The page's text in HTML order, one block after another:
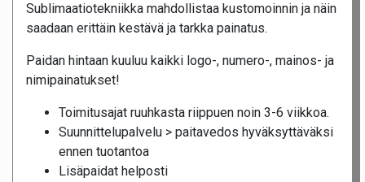
Sublimaatiotekniikka mahdollistaa kustomoinnin ja näin
saadaan erittäin kestävä ja tarkka painatus.
Paidan hintaan kuuluu kaikki logo-, numero-, mainos- ja
nimipainatukset!
Toimitusajat ruuhkasta riippuen noin 3-6 viikkoa.
Suunnittelupalvelu > paitavedos hyväksyttäväksi
ennen tuotantoa
Lisäpaidat helposti